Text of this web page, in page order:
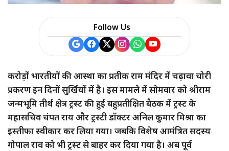
Follow Us
करोड़ों भारतीयों की आस्था का प्रतीक राम मंदिर में चढ़ावा चोरी
प्रकरण इन दिनों सुर्खियों में है। इस मामले में सोमवार को श्रीराम
जन्मभूमि तीर्थ क्षेत्र ट्रस्ट की हुई बहुप्रतीक्षित बैठक में ट्रस्ट के
महासचिव चंपत राय और ट्रस्टी डॉक्टर अनिल कुमार मिश्रा का
इस्तीफा स्वीकार कर लिया गया। जबकि विशेष आमंत्रित सदस्य
गोपाल राव को भी ट्रस्ट से बाहर कर दिया गया है। अब पूर्व